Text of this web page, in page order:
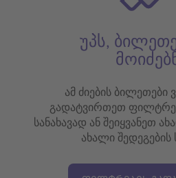
უპს,
ამ ძიების ბილეთები
გადატვირთეთ
სანახავად ან შეიყვანეთ
ახალი შედეგების